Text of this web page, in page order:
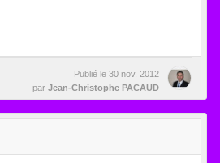
Publié le 30 nov. 2012
par Jean-Christophe PACAUD